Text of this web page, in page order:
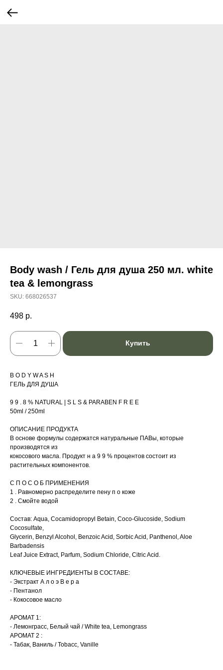
Body wash / Гель для душа 250 мл. white
tea & lemongrass
SKU: 668026537
498 р.
Купить
B O D Y W A S H
ГЕЛЬ ДЛЯ ДУША
9 9 . 8 % NATURAL | S L S & PARABEN F R E E
50ml / 250ml
ОПИСАНИЕ ПРОДУКТА
В основе формулы содержатся натуральные ПАВы, которые
производятся из
кокосового масла. Продукт н а 9 9 % процентов состоит из
растительных компонентов.
С П О С О Б ПРИМЕНЕНИЯ
1 . Равномерно распределите пену п о коже
2 . Смойте водой
Состав: Aqua, Cocamidopropyl Betain, Coco-Glucoside, Sodium
Cocosulfate,
Glycerin, Benzyl Alcohol, Benzoic Acid, Sorbic Acid, Panthenol, Aloe
Barbadensis
Leaf Juice Extract, Parfum, Sodium Chloride, Citric Acid.
КЛЮЧЕВЫЕ ИНГРЕДИЕНТЫ В СОСТАВЕ:
- Экстракт А л о э В е р а
- Пентанол
- Кокосовое масло
АРОМАТ 1:
- Лемонграсс, Белый чай / White tea, Lemongrass
АРОМАТ 2 :
- Табак, Ваниль / Tobacc, Vanille